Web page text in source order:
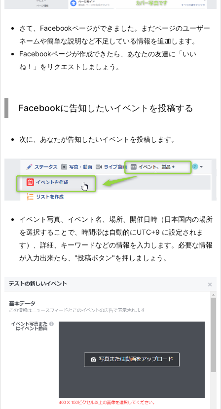
さて、Facebookページができました。まだページのユーザー
ネームや簡単な説明など不足している情報を追加します。
Facebookページが作成できたら、あなたの友達に「いい
ね！」をリクエストしましょう。
Facebookに告知したいイベントを投稿する
次に、あなたが告知したいイベントを投稿します。
イベント写真、イベント名、場所、開催日時（日本国内の場所
を選択することで、時間帯は自動的にUTC+9 に設定されま
す）、詳細、キーワードなどの情報を入力します。必要な情報
が入力出来たら、"投稿ボタン"を押しましょう。